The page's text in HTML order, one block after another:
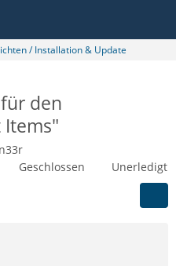
/ Installation & Update
den
Geschlossen Unerledigt